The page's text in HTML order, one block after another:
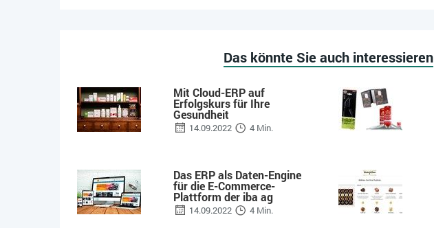
Das könnte Sie auch interessieren
Mit Cloud-ERP auf
Erfolgskurs für Ihre
Gesundheit
14.09.2022 4 Min.
Das ERP als Daten-Engine
für die E-Commerce-
Plattform der iba ag
14.09.2022 4 Min.